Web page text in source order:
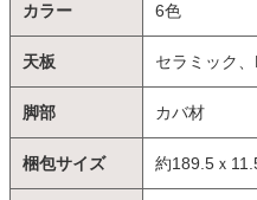
カラー 6色
天板 セラミック
脚部 カバ材
梱包サイズ 約189.5ｘ